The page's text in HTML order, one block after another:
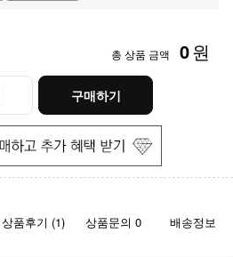
총 상품 금액 0원
구매하기
상품후기 (1) 상품문의 0 배송정보